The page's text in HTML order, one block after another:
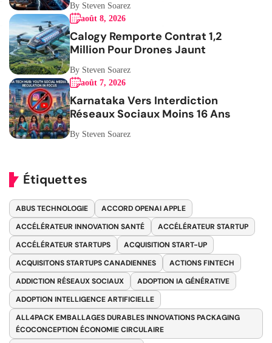
By Steven Soarez
août 8, 2026
Calogy Remporte Contrat 1,2
Million Pour Drones Jaunt
By Steven Soarez
août 7, 2026
Karnataka Vers Interdiction
Réseaux Sociaux Moins 16 Ans
By Steven Soarez
Étiquettes
ABUS TECHNOLOGIE
ACCORD OPENAI APPLE
ACCÉLÉRATEUR INNOVATION SANTÉ
ACCÉLÉRATEUR STARTUP
ACCÉLÉRATEUR STARTUPS
ACQUISITION START-UP
ACQUISITONS STARTUPS CANADIENNES
ACTIONS FINTECH
ADDICTION RÉSEAUX SOCIAUX
ADOPTION IA GÉNÉRATIVE
ADOPTION INTELLIGENCE ARTIFICIELLE
ALL4PACK EMBALLAGES DURABLES INNOVATIONS PACKAGING
ÉCOCONCEPTION ÉCONOMIE CIRCULAIRE